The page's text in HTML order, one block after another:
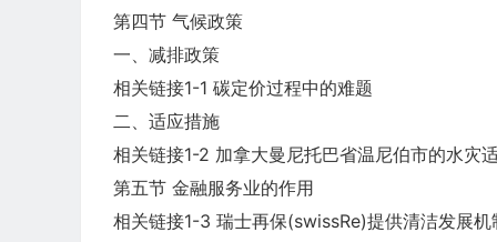
第四节 气候政策
一、减排政策
相关链接1-1 碳定价过程中的难题
二、适应措施
相关链接1-2 加拿大曼尼托巴省温尼伯市的水灾
第五节 金融服务业的作用
相关链接1-3 瑞士再保(swissRe)提供清洁发展机